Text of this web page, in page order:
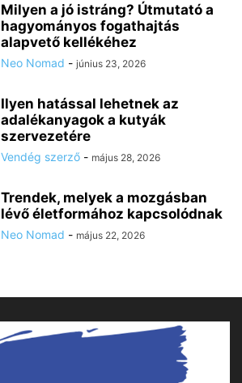
Milyen a jó istráng? Útmutató a
hagyományos fogathajtás
alapvető kellékéhez
Neo Nomad - június 23, 2026
Ilyen hatással lehetnek az
adalékanyagok a kutyák
szervezetére
Vendég szerző - május 28, 2026
Trendek, melyek a mozgásban
lévő életformához kapcsolódnak
Neo Nomad - május 22, 2026